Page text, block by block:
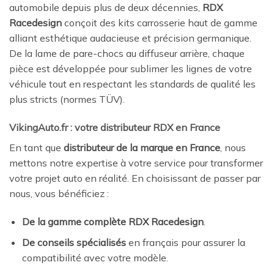
automobile depuis plus de deux décennies, RDX
Racedesign conçoit des kits carrosserie haut de gamme
alliant esthétique audacieuse et précision germanique.
De la lame de pare-chocs au diffuseur arrière, chaque
pièce est développée pour sublimer les lignes de votre
véhicule tout en respectant les standards de qualité les
plus stricts (normes TÜV).
VikingAuto.fr : votre distributeur RDX en France
En tant que distributeur de la marque en France , nous
mettons notre expertise à votre service pour transformer
votre projet auto en réalité. En choisissant de passer par
nous, vous bénéficiez :
De la gamme complète RDX Racedesign.
De conseils spécialisésen français pour assurer la
compatibilité avec votre modèle.